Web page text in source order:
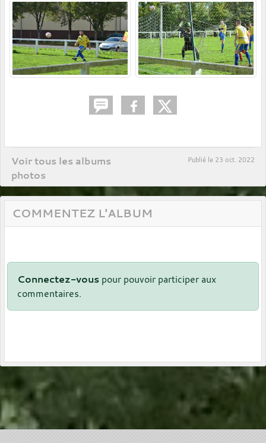
Voir tous les albums
photos
Publié le 23 oct. 2022
COMMENTEZ L'ALBUM
Connectez-vous pour pouvoir participer aux
commentaires.